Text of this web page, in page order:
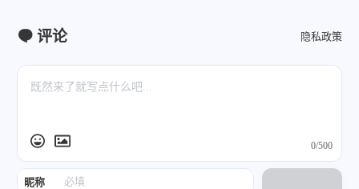
评论 隐私政策
昵称
0/500